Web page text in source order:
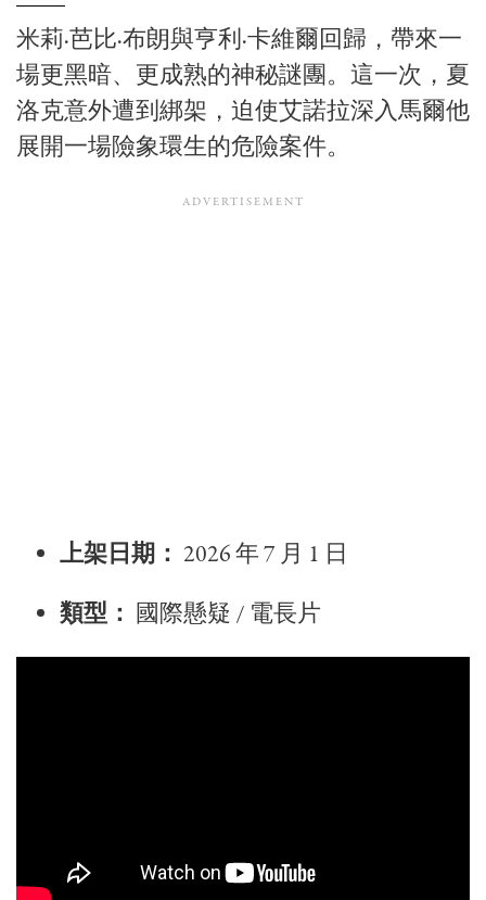
米莉·芭比·布朗與亨利·卡維爾回歸，帶來一
場更黑暗、更成熟的神秘謎團。這一次，夏
洛克意外遭到綁架，迫使艾諾拉深入馬爾他
展開一場險象環生的危險案件。
上架日期： 2026 年 7 月 1 日
類型： 國際懸疑 / 電長片